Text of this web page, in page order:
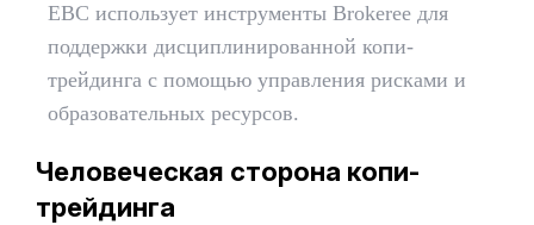
EBC использует инструменты Brokeree для
поддержки дисциплинированной копи-
трейдинга с помощью управления рисками и
образовательных ресурсов.
Человеческая сторона копи-
трейдинга